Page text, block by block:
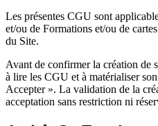
Les présentes CGU sont
et/ou de Formations et/ou de
du Site.
Avant de confirmer la création de
à lire les CGU et à matérialiser
Accepter ». La validation de la
acceptation sans restriction ni